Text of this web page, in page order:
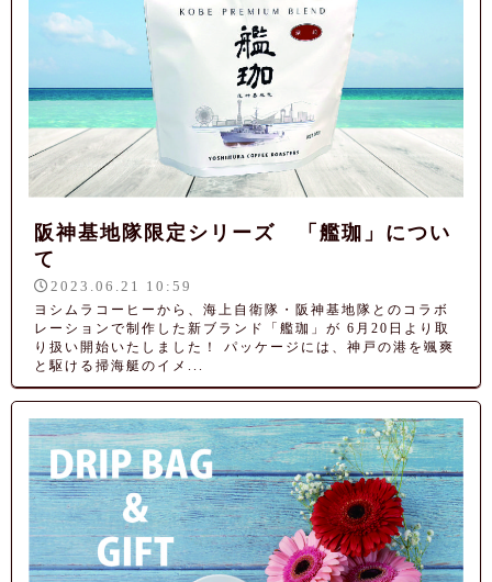
阪神基地隊限定シリーズ 「艦珈」につい
て
2023.06.21 10:59
ヨシムラコーヒーから、海上自衛隊・阪神基地隊とのコラボ
レーションで制作した新ブランド「艦珈」が 6月20日より取
り扱い開始いたしました！ パッケージには、神戸の港を颯爽
と駆ける掃海艇のイメ...